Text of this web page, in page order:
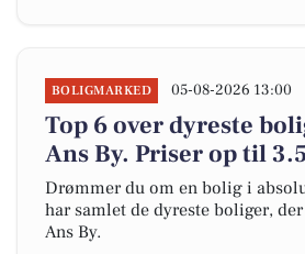
BOLIGMARKED 05-08-2026 13:00
Top 6 over dyreste
Ans By. Priser op til
Drømmer du om en bolig i
har samlet de dyreste boliger,
Ans By.